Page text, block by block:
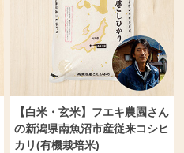
【白米・玄米】フエキ農園さん
の新潟県南魚沼市産従来コシヒ
カリ(有機栽培米)